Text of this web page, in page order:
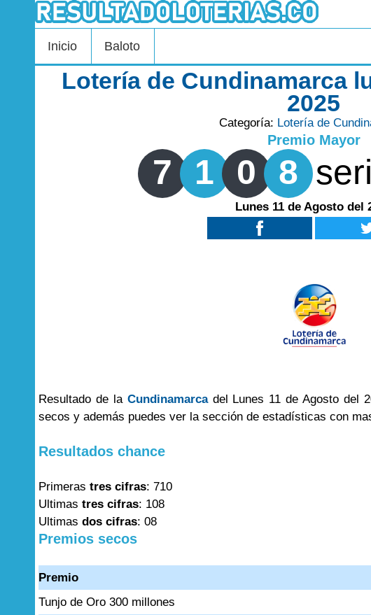
Inicio Baloto
Lotería de Cundinamarca
2025
Categoría: Lotería de
Premio Mayor
7 1 0 8
Lunes 11 de Agosto del
Resultado de la Cundinamarcadel Lunes 11 de Agosto del
secos y además puedes ver la sección de estadísticas con
Resultados chance
Primeras tres cifras: 710
Ultimas tres cifras: 108
Ultimas dos cifras: 08
Premios secos
Premio
Tunjo de Oro 300 millones